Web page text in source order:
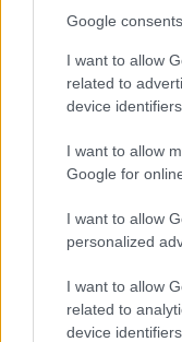
Google consents
I want to allow
related to
device
I want to allow
Google for
I want to allow
personalized
I want to allow
related to
device
rimaste in
L’acquisizione
stata sì, ma i
soprattutto dopo
suo supporto nei
giuridica delle